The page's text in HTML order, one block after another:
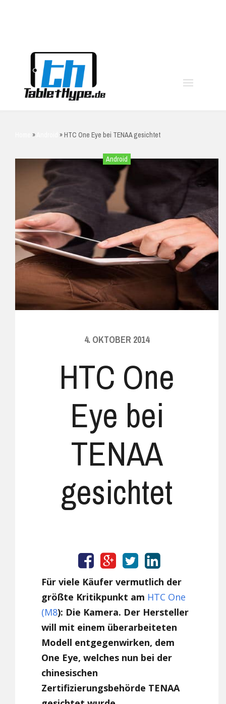
» »HTC One Eye bei TENAA gesichtet
Android
4. OKTOBER 2014
HTC One
Eye bei
TENAA
gesichtet
Für viele Käufer vermutlich der
größte Kritikpunkt am HTC One
(M8): Die Kamera. Der Hersteller
will mit einem überarbeiteten
Modell entgegenwirken, dem
One Eye, welches nun bei der
chinesischen
Zertifizierungsbehörde TENAA